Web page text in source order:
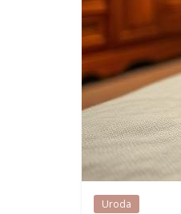
Uroda